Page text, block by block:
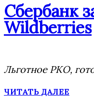
Сбербанк
Wildberries
Льготное РКО,
ЧИТАТЬ ДАЛЕЕ